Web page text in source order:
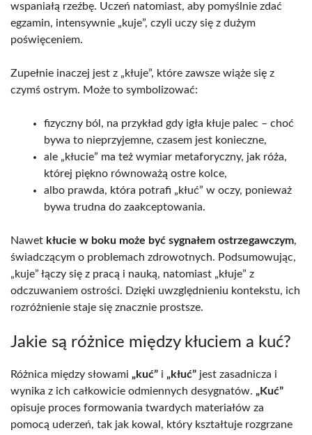
wspaniałą rzeźbę. Uczeń natomiast, aby pomyślnie zdać
egzamin, intensywnie „kuje”, czyli uczy się z dużym
poświęceniem.
Zupełnie inaczej jest z „kłuje”, które zawsze wiąże się z
czymś ostrym. Może to symbolizować:
fizyczny ból, na przykład gdy igła kłuje palec – choć
bywa to nieprzyjemne, czasem jest konieczne,
ale „kłucie” ma też wymiar metaforyczny, jak róża,
której piękno równoważą ostre kolce,
albo prawda, która potrafi „kłuć” w oczy, ponieważ
bywa trudna do zaakceptowania.
Nawet kłucie w boku może być sygnałem ostrzegawczym,
świadczącym o problemach zdrowotnych. Podsumowując,
„kuje” łączy się z pracą i nauką, natomiast „kłuje” z
odczuwaniem ostrości. Dzięki uwzględnieniu kontekstu, ich
rozróżnienie staje się znacznie prostsze.
Jakie są różnice między kłuciem a kuć?
Różnica między słowami „kuć” i „kłuć” jest zasadnicza i
wynika z ich całkowicie odmiennych desygnatów. „Kuć”
opisuje proces formowania twardych materiałów za
pomocą uderzeń, tak jak kowal, który kształtuje rozgrzane